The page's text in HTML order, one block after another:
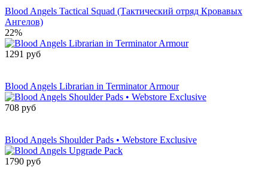
Blood Angels Tactical Squad (Тактический отряд Кровавых
Ангелов)
22%
1291 руб
Blood Angels Librarian in Terminator Armour
708 руб
Blood Angels Shoulder Pads • Webstore Exclusive
1790 руб